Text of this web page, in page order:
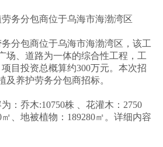
务分包商位于乌海市海渤湾区
分包商位于乌海市海渤湾区，该工
场、道路为一体的综合性工程，工
目投资总概算约300万元。本次招
及养护劳务分包商招标。
乔木:10750株 、花灌木：2750
、地被植物：189280㎡。详细内容